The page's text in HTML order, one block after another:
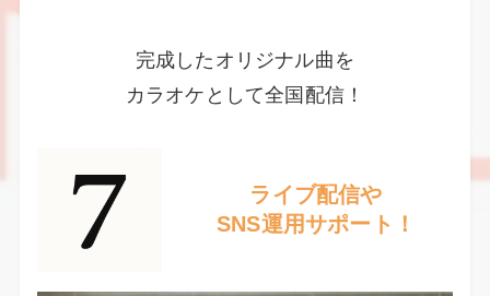
完成したオリジナル曲を
カラオケとして全国配信！
ライブ配信や
SNS運用サポート！